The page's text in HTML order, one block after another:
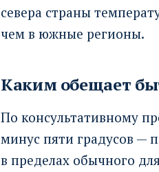
севера страны
чем в южные регионы.
Каким обещает
По консультативному
минус пяти градусов —
в пределах обычного